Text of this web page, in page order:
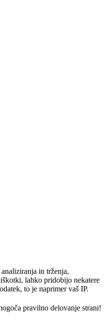
in trženja,
lahko pridobijo nekatere
to je naprimer vaš IP.
pravilno delovanje strani!